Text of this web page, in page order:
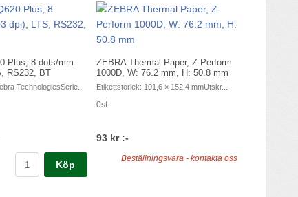
Plus, 8 dots/mm
RS232, BT
TechnologiesSerie...
Köp
ZEBRA Thermal Paper, Z-Perform
1000D, W: 76.2 mm, H: 50.8 mm
Etikettstorlek: 101,6 × 152,4 mmUtskr...
0st
93 kr :-
Beställningsvara - kontakta oss